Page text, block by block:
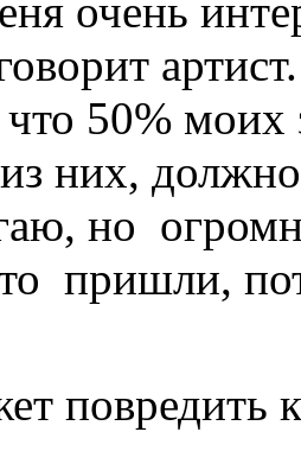
очень
50% моих
них,
но
пришли,
повредить